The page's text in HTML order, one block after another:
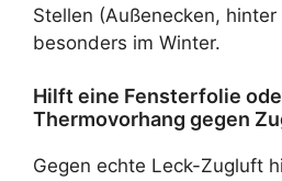
Stellen (Außenecken, hinter
besonders im Winter.
Hilft eine Fensterfolie
Thermovorhang gegen
Gegen echte Leck-Zugluft